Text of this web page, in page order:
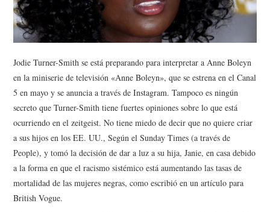
Jodie Turner-Smith se está preparando para interpretar a Anne Boleyn
en la miniserie de televisión «Anne Boleyn», que se estrena en el Canal
5 en mayo y se anuncia a través de Instagram. Tampoco es ningún
secreto que Turner-Smith tiene fuertes opiniones sobre lo que está
ocurriendo en el zeitgeist. No tiene miedo de decir que no quiere criar
a sus hijos en los EE. UU., Según el Sunday Times (a través de
People), y tomó la decisión de dar a luz a su hija, Janie, en casa debido
a la forma en que el racismo sistémico está aumentando las tasas de
mortalidad de las mujeres negras, como escribió en un artículo para
British Vogue.